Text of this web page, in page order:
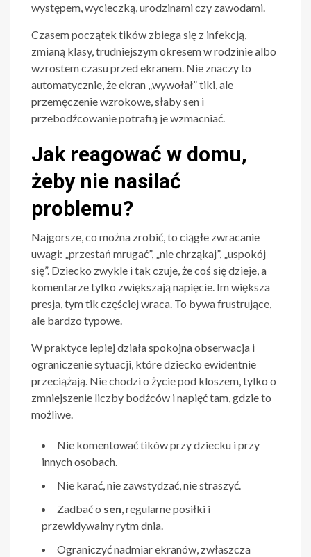
występem, wycieczką, urodzinami czy zawodami.
Czasem początek tików zbiega się z infekcją,
zmianą klasy, trudniejszym okresem w rodzinie albo
wzrostem czasu przed ekranem. Nie znaczy to
automatycznie, że ekran „wywołał” tiki, ale
przemęczenie wzrokowe, słaby sen i
przebodźcowanie potrafią je wzmacniać.
Jak reagować w domu,
żeby nie nasilać
problemu?
Najgorsze, co można zrobić, to ciągłe zwracanie
uwagi: „przestań mrugać”, „nie chrząkaj”, „uspokój
się”. Dziecko zwykle i tak czuje, że coś się dzieje, a
komentarze tylko zwiększają napięcie. Im większa
presja, tym tik częściej wraca. To bywa frustrujące,
ale bardzo typowe.
W praktyce lepiej działa spokojna obserwacja i
ograniczenie sytuacji, które dziecko ewidentnie
przeciążają. Nie chodzi o życie pod kloszem, tylko o
zmniejszenie liczby bodźców i napięć tam, gdzie to
możliwe.
Nie komentować tików przy dziecku i przy
innych osobach.
Nie karać, nie zawstydzać, nie straszyć.
Zadbać o sen, regularne posiłki i
przewidywalny rytm dnia.
Ograniczyć nadmiar ekranów, zwłaszcza